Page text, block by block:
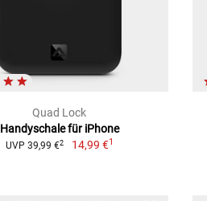
Quad Lock
Handyschale für iPhone
UVP 39,99 €2 14,99 €1